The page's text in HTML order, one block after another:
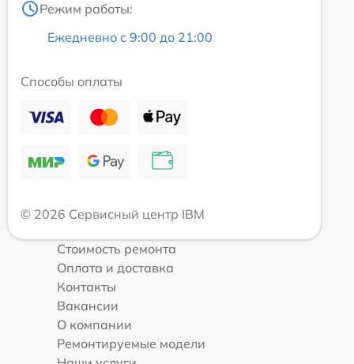
Режим работы:
Ежедневно с 9:00 до 21:00
Способы оплаты
© 2026 Сервисный центр IBM
Стоимость ремонта
Оплата и доставка
Контакты
Вакансии
О компании
Ремонтируемые модели